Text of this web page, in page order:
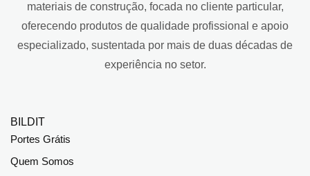
materiais de construção, focada no cliente particular,
oferecendo produtos de qualidade profissional e apoio
especializado, sustentada por mais de duas décadas de
experiência no setor.
BILDIT
Portes Grátis
Quem Somos